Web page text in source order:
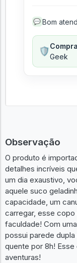
💬 Bom
🛡️
Geek
Observação
O produto é
detalhes incríveis
um dia exaustivo,
aquele suco
capacidade, um
carregar, esse copo
faculdade! Com
possui parede dupla
quente por 8h!
aventuras!